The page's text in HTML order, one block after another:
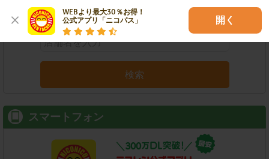
WEBより最大30％お得！
公式アプリ「ニコパス」
開く
店舗名 駅名
検索
スマートフォン